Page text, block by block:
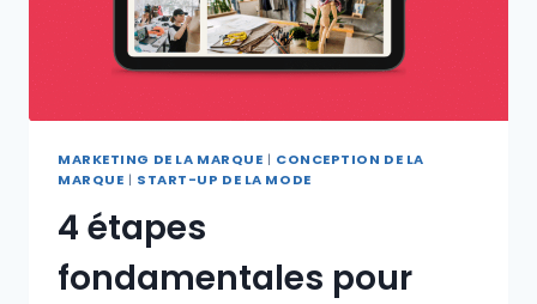
MARKETING DE LA MARQUE | CONCEPTION DE LA
MARQUE | START-UP DE LA MODE
4 étapes
fondamentales pour